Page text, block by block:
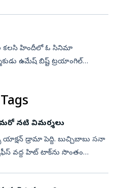
కలసి హిందీలో ఓ సినిమా
ఉమేష్‌ బిష్ట్‌ ట్రయాంగిల్‌
నటి విమర్శలు
డ్రామా పెద్ది. బుచ్చిబాబు సనా
వద్ద హిట్ టాక్‌ను సొంతం